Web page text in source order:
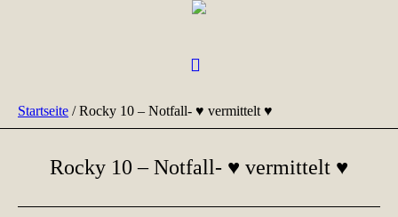
Startseite /Rocky 10 – Notfall- ♥ vermittelt ♥
Rocky 10 – Notfall- ♥ vermittelt ♥